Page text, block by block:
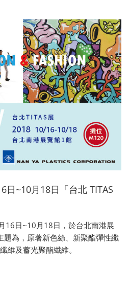
日~10月18日「台北 TITAS
日~10月18日，於台北南港展
題為，原著新色絲、新聚酯彈性纖
維及蓄光聚酯纖維。